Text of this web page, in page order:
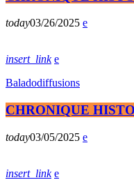
today03/26/2025
insert_link
Baladodiffusions
CHRONIQUE
today03/05/2025
insert_link